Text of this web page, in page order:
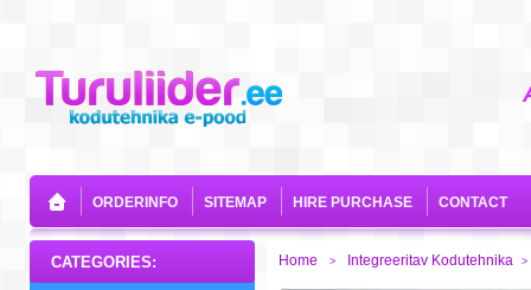
ORDERINFO SITEMAP HIRE PURCHASE CONTACT
CATEGORIES: Home > Integreeritav Kodutehnika >